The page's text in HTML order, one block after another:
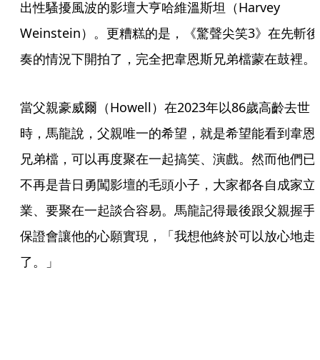
出性騷擾風波的影壇大亨哈維溫斯坦（Harvey
Weinstein）。更糟糕的是，《驚聲尖笑3》在先斬後
奏的情況下開拍了，完全把韋恩斯兄弟檔蒙在鼓裡。
當父親豪威爾（Howell）在2023年以86歲高齡去世
時，馬龍說，父親唯一的希望，就是希望能看到韋恩
兄弟檔，可以再度聚在一起搞笑、演戲。然而他們已
不再是昔日勇闖影壇的毛頭小子，大家都各自成家立
業、要聚在一起談合容易。馬龍記得最後跟父親握手
保證會讓他的心願實現，「我想他終於可以放心地走
了。」